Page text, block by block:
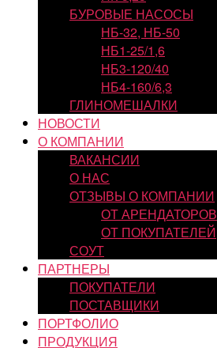
БУРОВЫЕ НАСОСЫ
НБ-32, НБ-50
НБ1-25/1,6
НБ3-120/40
НБ4-160/6,3
ГЛИНОМЕШАЛКИ
НОВОСТИ
О КОМПАНИИ
ВАКАНСИИ
О НАС
ОТЗЫВЫ О КОМПАНИИ
ОТ АРЕНДАТОРОВ
ОТ ПОКУПАТЕЛЕЙ
СОУТ
ПАРТНЕРЫ
ПОКУПАТЕЛИ
ПОСТАВЩИКИ
ПОРТФОЛИО
ПРОДУКЦИЯ